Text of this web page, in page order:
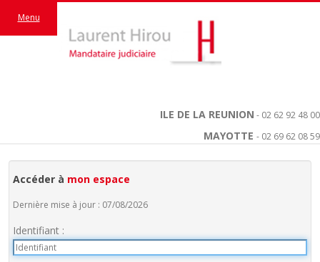
ILE DE LA REUNION - 02 62 92 48 00
MAYOTTE - 02 69 62 08 59
Menu
Accéder à mon espace
Dernière mise à jour : 07/08/2026
Identifiant :